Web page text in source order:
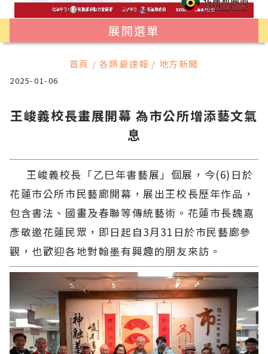
展開選單
首頁 / 各類最速報 / 地方新聞
2025-01-06
王峻義校長畫展開幕 為市公所增添藝文氣
息
王峻義校長「乙巳年書藝展」個展，今(6)日於
花蓮市公所市民藝廊開幕，展出王校長歷年作品，
包含書法、國畫及春聯等傳統藝術。花蓮市長魏嘉
彥敬邀花蓮民眾，即日起自3月31日於市民藝廊參
觀，也歡迎各地對翰墨有興趣的朋友來訪。